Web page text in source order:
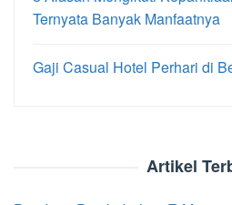
Ternyata Banyak Manfaatnya
Gaji Casual Hotel Perhari di
Artikel